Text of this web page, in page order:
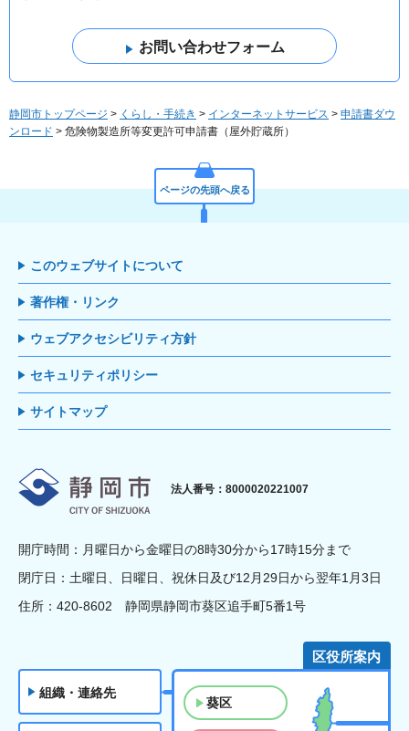
静岡市トップページ > くらし・手続き > インターネットサービス > 申請書ダウ
ンロード > 危険物製造所等変更許可申請書（屋外貯蔵所）
ページの先頭へ戻る
このウェブサイトについて
著作権・リンク
ウェブアクセシビリティ方針
セキュリティポリシー
サイトマップ
静岡市
法人番号：8000020221007
開庁時間：月曜日から金曜日の8時30分から17時15分まで
閉庁日：土曜日、日曜日、祝休日及び12月29日から翌年1月3日
住所：420-8602 静岡県静岡市葵区追手町5番1号
組織・連絡先
区役所案内
葵区